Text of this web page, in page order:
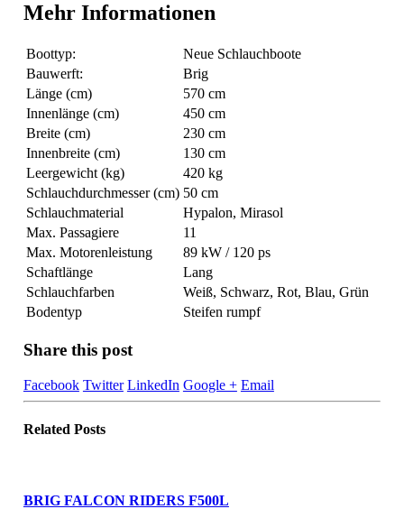
Mehr Informationen
Boottyp:
Neue Schlauchboote
Bauwerft:
Brig
Länge (cm)
570 cm
Innenlänge (cm)
450 cm
Breite (cm)
230 cm
Innenbreite (cm)
130 cm
Leergewicht (kg)
420 kg
Schlauchdurchmesser (cm) 50 cm
Schlauchmaterial
Hypalon, Mirasol
Max. Passagiere
11
Max. Motorenleistung
89 kW / 120 ps
Schaftlänge
Lang
Schlauchfarben
Weiß, Schwarz, Rot, Blau, Grün
Bodentyp
Steifen rumpf
Share this post
Facebook Twitter LinkedIn Google + Email
Related Posts
BRIG FALCON RIDERS F500L